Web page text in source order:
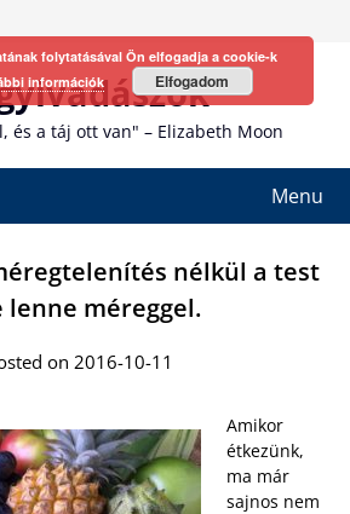
és a táj ott van" – Elizabeth Moon
Menu
nélkül a test
lenne méreggel.
on 2016-10-11
Amikor
étkezünk,
ma már
sajnos nem
folytatásával Ön elfogadja a cookie-k
információk Elfogadom